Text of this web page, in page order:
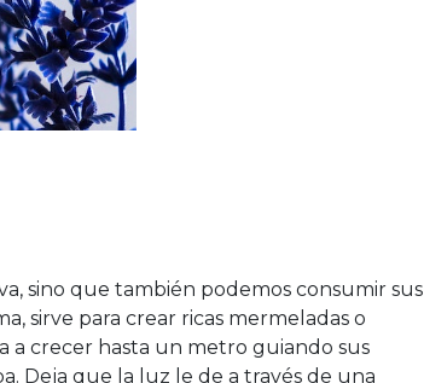
sino que también podemos consumir sus
sirve para crear ricas mermeladas o
a crecer hasta un metro guiando sus
Deja que la luz le de a través de una